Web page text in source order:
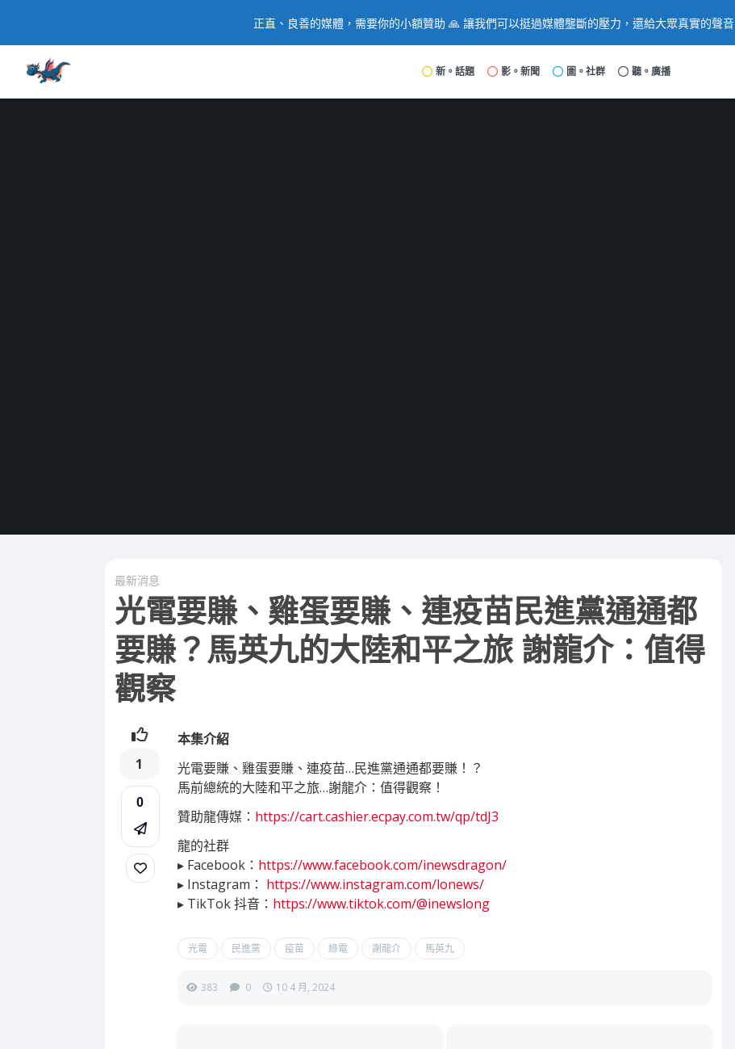
正直、良善的媒體，需要你的小額贊助 🙏 讓我們可以挺過媒體壟斷的壓力，還給大眾真實的聲音
新。話題 影。新聞 圖。社群 聽。廣播
最新消息
光電要賺、雞蛋要賺、連疫苗民進黨通通都
要賺？馬英九的大陸和平之旅 謝龍介：值得
觀察
1
0
本集介紹
光電要賺、雞蛋要賺、連疫苗…民進黨通通都要賺！？
馬前總統的大陸和平之旅…謝龍介：值得觀察！
贊助龍傳媒： https://cart.cashier.ecpay.com.tw/qp/tdJ3
龍的社群
▸ Facebook： https://www.facebook.com/inewsdragon/
▸ Instagram： https://www.instagram.com/lonews/
▸ TikTok 抖音： https://www.tiktok.com/@inewslong
光電 民進黨 疫苗 綠電 謝龍介 馬英九
383 0 10 4 月, 2024